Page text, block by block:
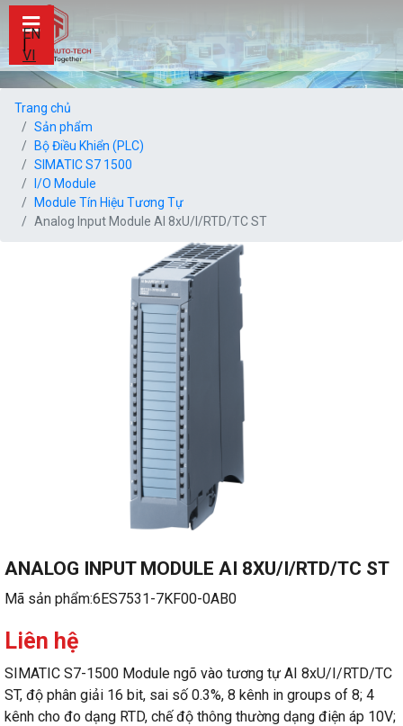
EN
VI
Trang chủ
Sản phẩm
Bộ Điều Khiển (PLC)
SIMATIC S7 1500
I/O Module
Module Tín Hiệu Tương Tự
Analog Input Module AI 8xU/I/RTD/TC ST
ANALOG INPUT MODULE AI 8XU/I/RTD/TC ST
Mã sản phẩm:6ES7531-7KF00-0AB0
Liên hệ
SIMATIC S7-1500 Module ngõ vào tương tự AI 8xU/I/RTD/TC
ST, độ phân giải 16 bit, sai số 0.3%, 8 kênh in groups of 8; 4
kênh cho đo dạng RTD, chế độ thông thường dạng điện áp 10V;